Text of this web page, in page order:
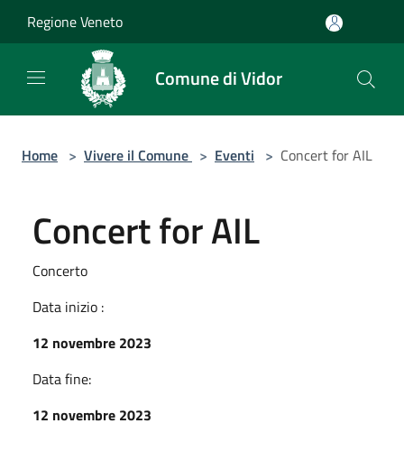
Regione Veneto
Comune di Vidor
Home > Vivere il Comune > Eventi > Concert for AIL
Concert for AIL
Concerto
Data inizio :
12 novembre 2023
Data fine:
12 novembre 2023